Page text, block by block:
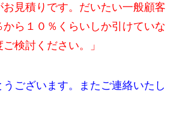
見積りです。だいたい一般顧客
ら１０％くらいしか引けていな
検討ください。」
ございます。またご連絡いたし